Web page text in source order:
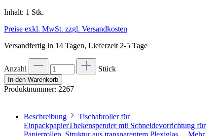
Inhalt: 1 Stk.
Preise exkl. MwSt. zzgl. Versandkosten
Versandfertig in 14 Tagen, Lieferzeit 2-5 Tage
Anzahl Stück
In den Warenkorb
Produktnummer: 2267
Beschreibung
Tischabroller für
EinpackpapierThekenspender mit Schneidevorrichtung für
Papierrollen Struktur aus transparentem Plexiglas… Mehr